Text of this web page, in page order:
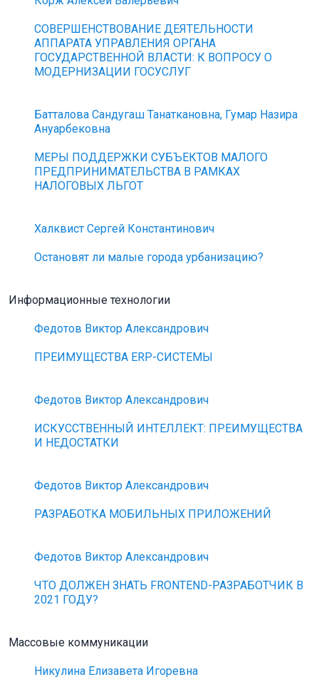
СОВЕРШЕНСТВОВАНИЕ ДЕЯТЕЛЬНОСТИ
АППАРАТА УПРАВЛЕНИЯ ОРГАНА
ГОСУДАРСТВЕННОЙ ВЛАСТИ: К ВОПРОСУ О
МОДЕРНИЗАЦИИ ГОСУСЛУГ
Батталова Сандугаш Танаткановна, Гумар Назира
Ануарбековна
МЕРЫ ПОДДЕРЖКИ СУБЪЕКТОВ МАЛОГО
ПРЕДПРИНИМАТЕЛЬСТВА В РАМКАХ
НАЛОГОВЫХ ЛЬГОТ
Халквист Сергей Константинович
Остановят ли малые города урбанизацию?
Информационные технологии
Федотов Виктор Александрович
ПРЕИМУЩЕСТВА ERP-СИСТЕМЫ
Федотов Виктор Александрович
ИСКУССТВЕННЫЙ ИНТЕЛЛЕКТ: ПРЕИМУЩЕСТВА
И НЕДОСТАТКИ
Федотов Виктор Александрович
РАЗРАБОТКА МОБИЛЬНЫХ ПРИЛОЖЕНИЙ
Федотов Виктор Александрович
ЧТО ДОЛЖЕН ЗНАТЬ FRONTEND-РАЗРАБОТЧИК В
2021 ГОДУ?
Массовые коммуникации
Никулина Елизавета Игоревна